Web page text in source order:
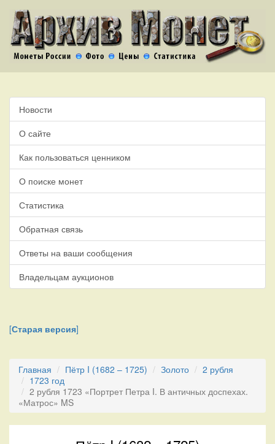
Новости
О сайте
Как пользоваться ценником
О поиске монет
Статистика
Обратная связь
Ответы на ваши сообщения
Владельцам аукционов
[Старая версия]
Главная Пётр I (1682 – 1725) Золото
2 рубля
1723 год
2 рубля 1723 «Портрет Петра I. В античных доспехах.
«Матрос» MS